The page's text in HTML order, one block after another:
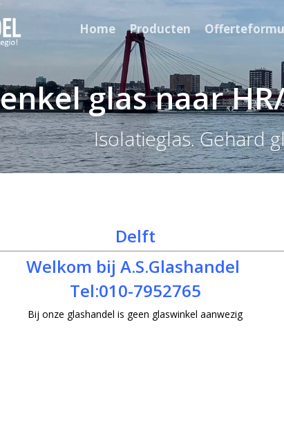
Home Producten
glas naar
Isolatieglas. Gehard
Delft
Welkom bij A.S.Glashandel
Tel:010-7952765
Bij onze glashandel is geen glaswinkel aanwezig